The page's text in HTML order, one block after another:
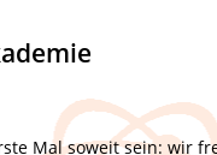
Mal soweit sein: wir